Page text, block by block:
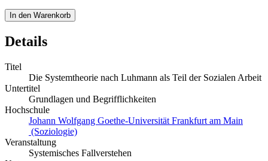
In den Warenkorb
Details
Titel
Die Systemtheorie nach Luhmann als Teil der Sozialen Arbeit
Untertitel
Grundlagen und Begrifflichkeiten
Hochschule
Johann Wolfgang Goethe-Universität Frankfurt am Main
(Soziologie)
Veranstaltung
Systemisches Fallverstehen